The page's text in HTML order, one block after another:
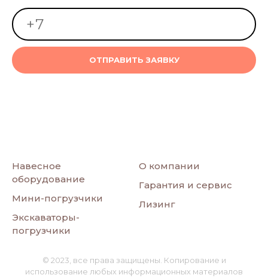
ОТПРАВИТЬ ЗАЯВКУ
Навесное
оборудование
Мини-погрузчики
Экскаваторы-
погрузчики
О компании
Гарантия и сервис
Лизинг
© 2023, все права защищены. Копирование и
использование любых информационных материалов